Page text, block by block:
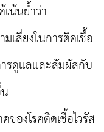
น้นย้ำว่า
เสี่ยงในการติดเชื้อ
รดูแลและสัมผัสกับ
องโรคติดเชื้อไวรัส